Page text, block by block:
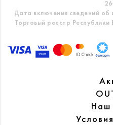
Дата включения сведений
Торговый реестр
Наш